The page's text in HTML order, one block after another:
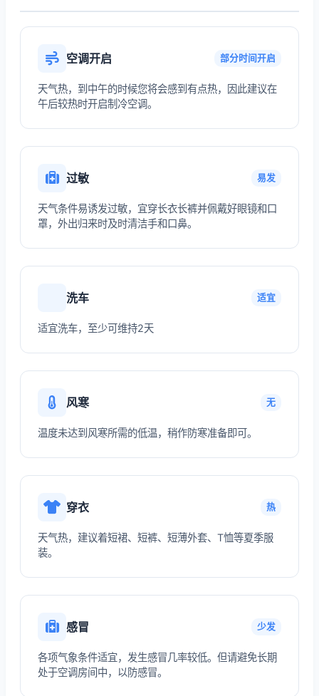
空调开启 部分时间开启
天气热，到中午的时候您将会感到有点热，因此建议在
午后较热时开启制冷空调。
过敏 易发
天气条件易诱发过敏，宜穿长衣长裤并佩戴好眼镜和口
罩，外出归来时及时清洁手和口鼻。
洗车 适宜
适宜洗车，至少可维持2天
风寒 无
温度未达到风寒所需的低温，稍作防寒准备即可。
穿衣 热
天气热，建议着短裙、短裤、短薄外套、T恤等夏季服
装。
感冒 少发
各项气象条件适宜，发生感冒几率较低。但请避免长期
处于空调房间中，以防感冒。